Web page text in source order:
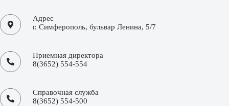
Адрес
г. Симферополь, бульвар Ленина, 5/7
Приемная директора
8(3652) 554-554
Справочная служба
8(3652) 554-500